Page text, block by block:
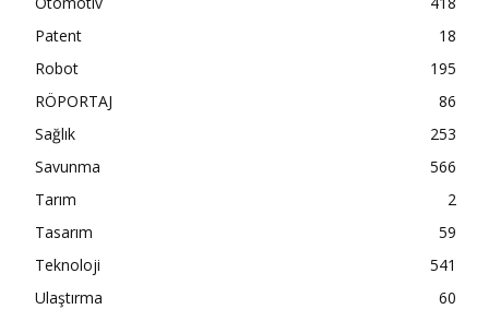
Patent
18
Robot
195
RÖPORTAJ
86
Sağlık
253
Savunma
566
Tarım
2
Tasarım
59
Teknoloji
541
Ulaştırma
60